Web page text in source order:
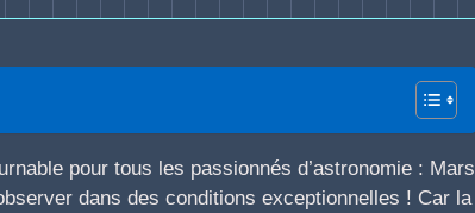
pour tous les passionnés d’astronomie : Mars
dans des conditions exceptionnelles ! Car la